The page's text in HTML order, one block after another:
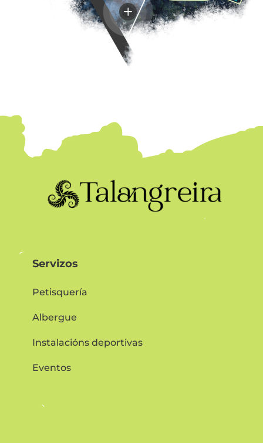
L
Servizos
Petisquería
Albergue
Instalacións deportivas
Eventos